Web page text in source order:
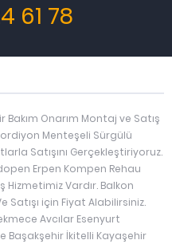
61 78
Bakım Onarım Montaj ve Satış
Menteşeli Sürgülü
Satışını Gerçekleştiriyoruz.
Erpen Kompen Rehau
Hizmetimiz Vardır. Balkon
Satışı için Fiyat Alabilirsiniz.
Avcılar Esenyurt
Başakşehir İkitelli Kayaşehir